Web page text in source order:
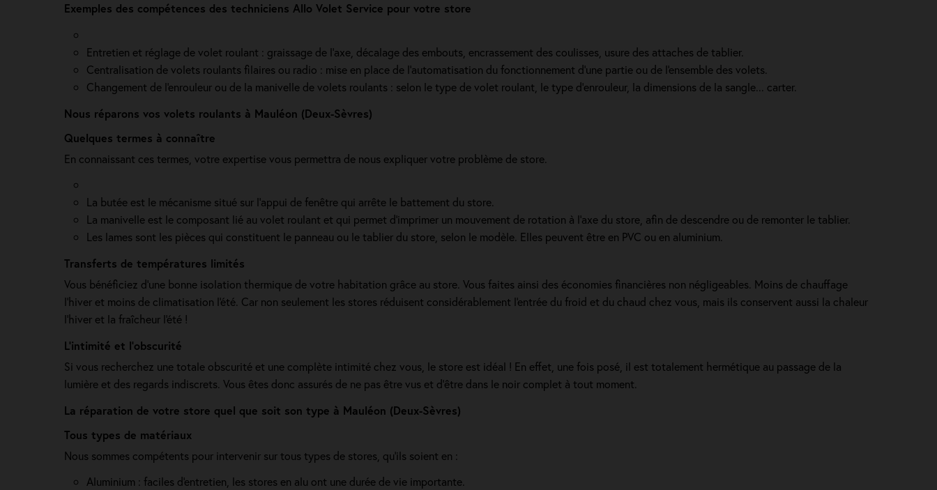
Exemples des compétences des techniciens Allo Volet Service pour votre store
Entretien et réglage de volet roulant : graissage de l’axe, décalage des embouts, encrassement des coulisses, usure des attaches de tablier.
Centralisation de volets roulants filaires ou radio : mise en place de l'automatisation du fonctionnement d’une partie ou de l'ensemble des volets.
Changement de l'enrouleur ou de la manivelle de volets roulants : selon le type de volet roulant, le type d’enrouleur, la dimensions de la sangle... carter.
Nous réparons vos volets roulants à Mauléon (Deux-Sèvres)
Quelques termes à connaître
En connaissant ces termes, votre expertise vous permettra de nous expliquer votre problème de store.
La butée est le mécanisme situé sur l’appui de fenêtre qui arrête le battement du store.
La manivelle est le composant lié au volet roulant et qui permet d’imprimer un mouvement de rotation à l’axe du store, afin de descendre ou de remonter le tablier.
Les lames sont les pièces qui constituent le panneau ou le tablier du store, selon le modèle. Elles peuvent être en PVC ou en aluminium.
Transferts de températures limités
Vous bénéficiez d'une bonne isolation thermique de votre habitation grâce au store. Vous faites ainsi des économies financières non négligeables. Moins de chauffage
l'hiver et moins de climatisation l'été. Car non seulement les stores réduisent considérablement l'entrée du froid et du chaud chez vous, mais ils conservent aussi la chaleur
l'hiver et la fraîcheur l'été !
L’intimité et l’obscurité
Si vous recherchez une totale obscurité et une complète intimité chez vous, le store est idéal ! En effet, une fois posé, il est totalement hermétique au passage de la
lumière et des regards indiscrets. Vous êtes donc assurés de ne pas être vus et d’être dans le noir complet à tout moment.
La réparation de votre store quel que soit son type à Mauléon (Deux-Sèvres)
Tous types de matériaux
Nous sommes compétents pour intervenir sur tous types de stores, qu'ils soient en :
Aluminium : faciles d'entretien, les stores en alu ont une durée de vie importante.